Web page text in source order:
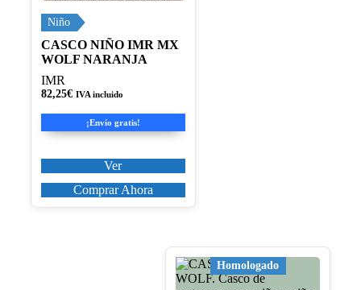
Niño
CASCO NIÑO IMR MX
WOLF NARANJA
IMR
82,25€ IVA incluido
¡Envío gratis!
Ver
elegir
en
la
página
de
producto
Comprar Ahora
Homologado
Este
producto